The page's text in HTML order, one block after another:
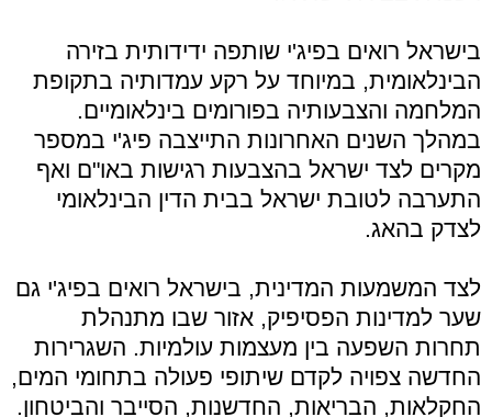
בישראל רואים בפיג'י שותפה ידידותית בזירה
הבינלאומית, במיוחד על רקע עמדותיה בתקופת
המלחמה והצבעותיה בפורומים בינלאומיים.
במהלך השנים האחרונות התייצבה פיג'י במספר
מקרים לצד ישראל בהצבעות רגישות באו"ם ואף
התערבה לטובת ישראל בבית הדין הבינלאומי
לצדק בהאג.
לצד המשמעות המדינית, בישראל רואים בפיג'י גם
שער למדינות הפסיפיק, אזור שבו מתנהלת
תחרות השפעה בין מעצמות עולמיות. השגרירות
החדשה צפויה לקדם שיתופי פעולה בתחומי המים,
החקלאות, הבריאות, החדשנות, הסייבר והביטחון.